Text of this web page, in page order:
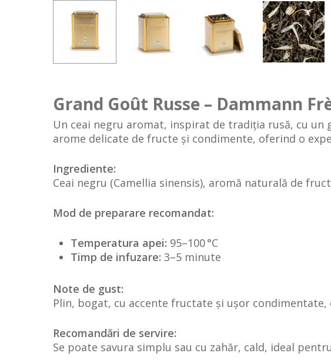
Grand Goût Russe – Dammann
Un ceai negru aromat, inspirat de tradiția rusă, cu
arome delicate de fructe și condimente, oferind o
Ingrediente:
Ceai negru (Camellia sinensis), aromă naturală de
Mod de preparare recomandat:
Temperatura apei: 95–100 °C
Timp de infuzare: 3–5 minute
Note de gust:
Plin, bogat, cu accente fructate și ușor
Recomandări de servire:
Se poate savura simplu sau cu zahăr, cald, ideal